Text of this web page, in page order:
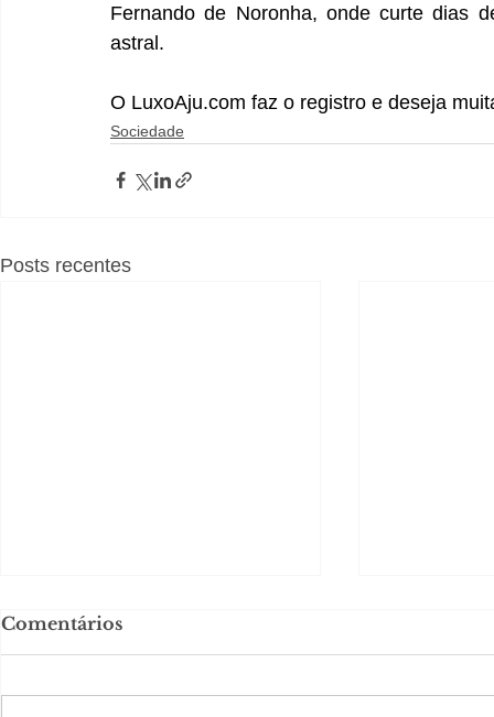
Fernando de Noronha, onde curte dias
astral.
O LuxoAju.com faz o registro e deseja
Sociedade
Posts recentes
Comentários